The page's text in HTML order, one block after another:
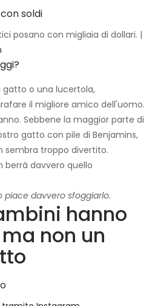
posano con migliaia di dollari. |
gatto o una lucertola,
il migliore amico dell'uomo.
Sebbene la maggior parte di
gatto con pile di Benjamins,
sembra troppo divertito.
berrà davvero quello
piace davvero sfoggiarlo.
hanno
non un